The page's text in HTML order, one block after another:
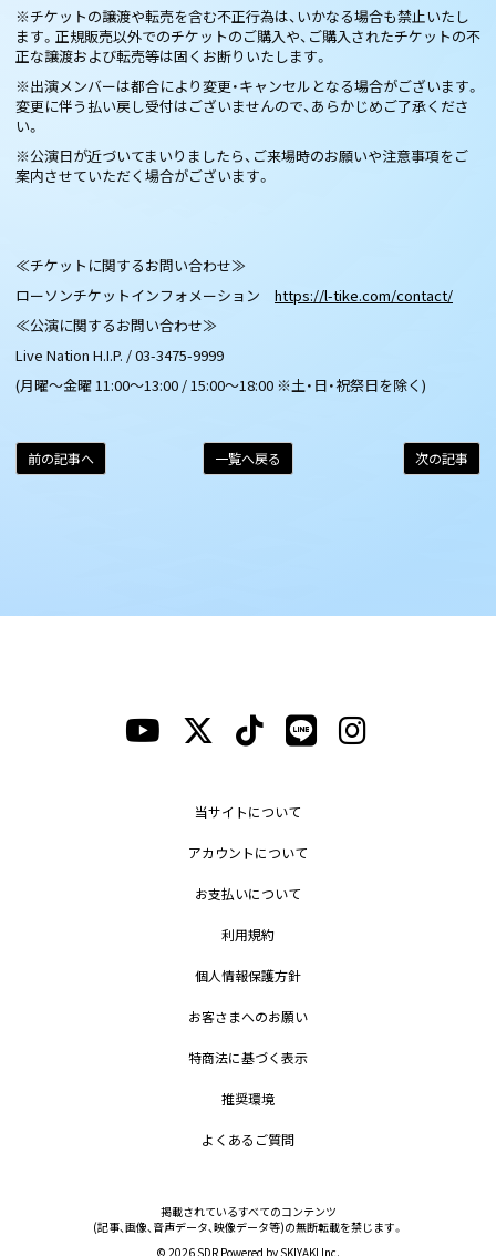
※チケットの譲渡や転売を含む不正行為は、いかなる場合も禁止いたし
ます。正規販売以外でのチケットのご購入や、ご購入されたチケットの不
正な譲渡および転売等は固くお断りいたします。
※出演メンバーは都合により変更・キャンセルとなる場合がございます。
変更に伴う払い戻し受付はございませんので、あらかじめご了承くださ
い。
※公演日が近づいてまいりましたら、ご来場時のお願いや注意事項をご
案内させていただく場合がございます。
≪チケットに関するお問い合わせ≫
ローソンチケットインフォメーション https://l-tike.com/contact/
≪公演に関するお問い合わせ≫
Live Nation H.I.P. / 03-3475-9999
(月曜～金曜 11:00～13:00 / 15:00～18:00 ※土・日・祝祭日を除く)
次の記事
一覧へ戻る
前の記事へ
当サイトについて
アカウントについて
お支払いについて
利用規約
個人情報保護方針
お客さまへのお願い
特商法に基づく表示
推奨環境
よくあるご質問
掲載されているすべてのコンテンツ
(記事、画像、音声データ、映像データ等)の無断転載を禁じます。
© 2026 SDR Powered by SKIYAKI Inc.